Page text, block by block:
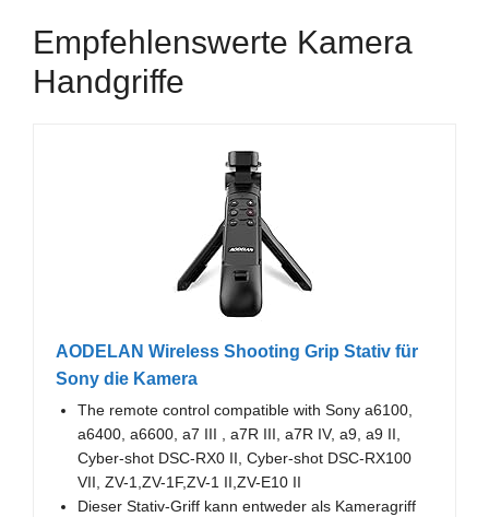
Empfehlenswerte Kamera
Handgriffe
AODELAN Wireless Shooting Grip Stativ für
Sony die Kamera
The remote control compatible with Sony a6100,
a6400, a6600, a7 III , a7R III, a7R IV, a9, a9 II,
Cyber-shot DSC-RX0 II, Cyber-shot DSC-RX100
VII, ZV-1,ZV-1F,ZV-1 II,ZV-E10 II
Dieser Stativ-Griff kann entweder als Kameragriff